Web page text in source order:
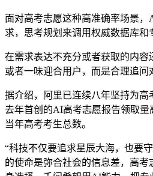
面对高考志愿这种高准确率场景，
求，思考规划来调用权威数据库和
在需求表达不充分或者获取的内
或者一味迎合用户，而是合理追问
据介绍，阿里已连续八年坚持为高
去年首创的AI高考志愿报告领取量
当年高考考生总数。
“科技不仅要追求星辰大海，也要
的使命是弥合社会的信息差，高